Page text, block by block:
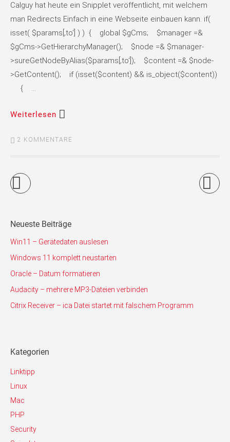
Calguy hat heute ein Snipplet veröffentlicht, mit welchem
man Redirects Einfach in eine Webseite einbauen kann. if(
isset( $params[‚to‘] ) ) { global $gCms; $manager =&
$gCms->GetHierarchyManager(); $node =& $manager-
>sureGetNodeByAlias($params[‚to‘]); $content =& $node-
>GetContent(); if (isset($content) && is_object($content))
{ …
Weiterlesen
2 KOMMENTARE
Neueste Beiträge
Win11 – Gerätedaten auslesen
Windows 11 komplett neustarten
Oracle – Datum formatieren
Audacity – mehrere MP3-Dateien verbinden
Citrix Receiver – ica Datei startet mit falschem Programm
Kategorien
Linktipp
Linux
Mac
PHP
Security